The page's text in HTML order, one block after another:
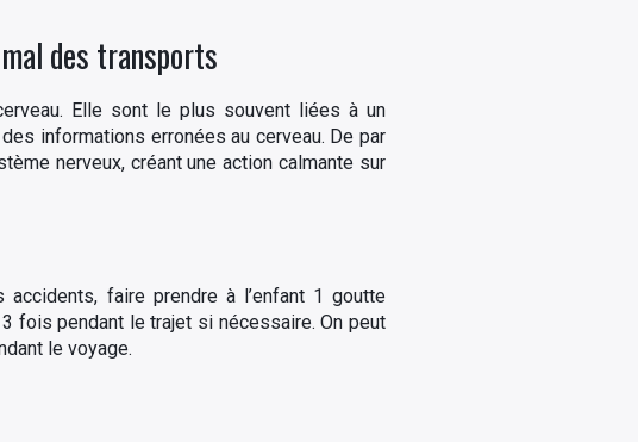
des transports
Elle sont le plus souvent liées à un
informations erronées au cerveau. De par
nerveux, créant une action calmante sur
faire prendre à l’enfant 1 goutte
fois pendant le trajet si nécessaire. On peut
le voyage.